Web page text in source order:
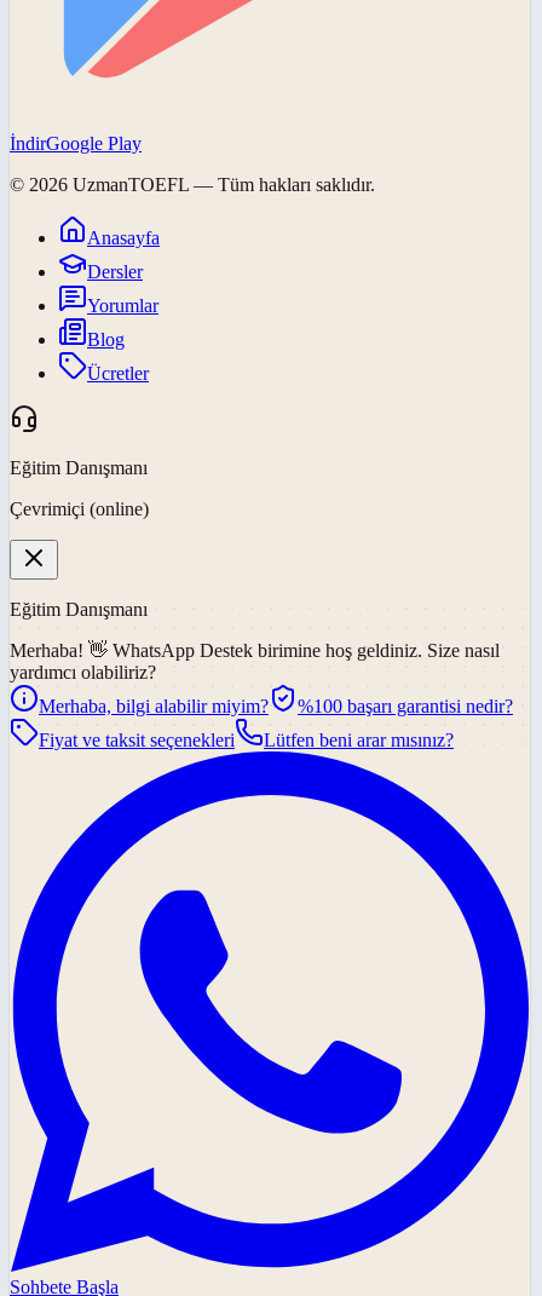
İndirGoogle Play
© 2026 UzmanTOEFL — Tüm hakları saklıdır.
Anasayfa
Dersler
Yorumlar
Blog
Ücretler
Eğitim Danışmanı
Çevrimiçi (online)
Eğitim Danışmanı
Merhaba! 👋 WhatsApp Destek birimine hoş geldiniz. Size nasıl
yardımcı olabiliriz?
Merhaba, bilgi alabilir miyim?
%100 başarı garantisi nedir?
Fiyat ve taksit seçenekleri
Lütfen beni arar mısınız?
Sohbete Başla